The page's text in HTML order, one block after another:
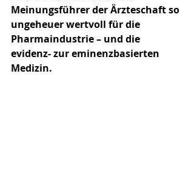
Meinungsführer der Ärzteschaft so
ungeheuer wertvoll für die
Pharmaindustrie – und die
evidenz- zur eminenzbasierten
Medizin.